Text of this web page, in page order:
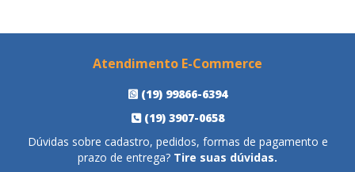
Atendimento E-Commerce
(19) 99866-6394
(19) 3907-0658
Dúvidas sobre cadastro, pedidos, formas de pagamento e
prazo de entrega? Tire suas dúvidas.